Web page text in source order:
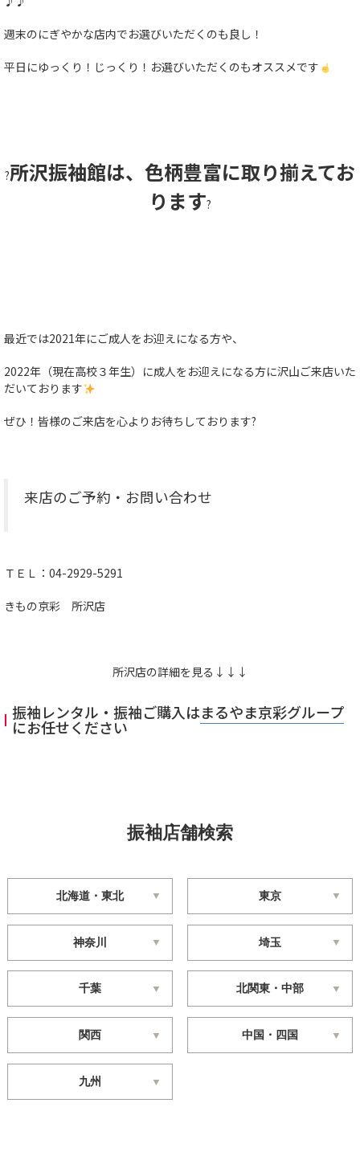
週末のにぎやかな店内でお選びいただくのも良し！
平日にゆっくり！じっくり！お選びいただくのもオススメです
?所沢振袖館は、色柄豊富に取り揃えてお
ります?
最近では2021年にご成人をお迎えになる方や、
2022年（現在高校３年生）に成人をお迎えになる方に沢山ご来店いた
だいております
ぜひ！皆様のご来店を心よりお待ちしております?
来店のご予約・お問い合わせ
ＴＥＬ：04-2929-5291
きもの京彩 所沢店
所沢店の詳細を見る↓↓↓
振袖レンタル・振袖ご購入はまるやま京彩グループ
にお任せください
振袖店舗検索
北海道・東北 東京
神奈川 埼玉
千葉 北関東・中部
関西 中国・四国
九州